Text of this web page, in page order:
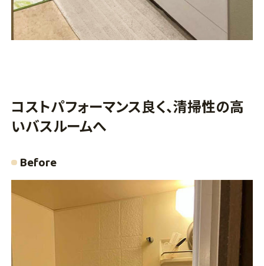
コストパフォーマンス良く、清掃性の高
いバスルームへ
Before